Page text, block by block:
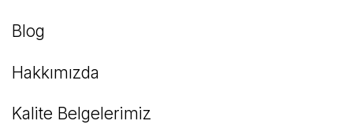
Blog
Hakkımızda
Kalite Belgelerimiz